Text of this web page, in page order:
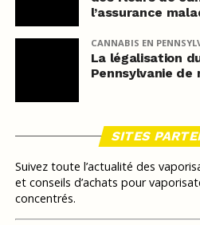
l’assurance
CANNABIS EN
La légalisation
Pennsylvanie de
SITES
Suivez toute l’actualité des
et conseils d’achats pour
concentrés.